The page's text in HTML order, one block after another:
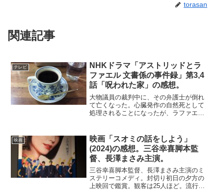
torasan
関連記事
テレビ
NHKドラマ「アストリッドとラ
ファエル 文書係の事件録」第3,4
話「呪われた家」の感想。
大物議員の裁判中に、その弁護士が倒れ
て亡くなった。心臓発作の自然死として
処理されることになったが、ラファエル
捜査が始まる。弁護士が最後に電話をか
けた男が行方不明になって...
映画
映画「スオミの話をしよう」
(2024)の感想。三谷幸喜脚本監
督、長澤まさみ主演。
三谷幸喜脚本監督、長澤まさみ主演のミ
ステリーコメディ。封切り初日の夕方の
上映回で鑑賞。観客は25人ほど。流行詩